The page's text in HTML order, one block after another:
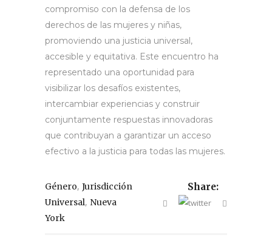
compromiso con la defensa de los
derechos de las mujeres y niñas,
promoviendo una justicia universal,
accesible y equitativa. Este encuentro ha
representado una oportunidad para
visibilizar los desafíos existentes,
intercambiar experiencias y construir
conjuntamente respuestas innovadoras
que contribuyan a garantizar un acceso
efectivo a la justicia para todas las mujeres.
Género, Jurisdicción
Universal, Nueva
York
Share: